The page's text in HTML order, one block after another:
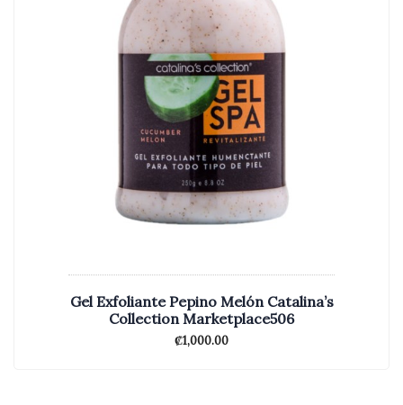
Gel Exfoliante Pepino Melón Catalina’s
Collection Marketplace506
₡1,000.00